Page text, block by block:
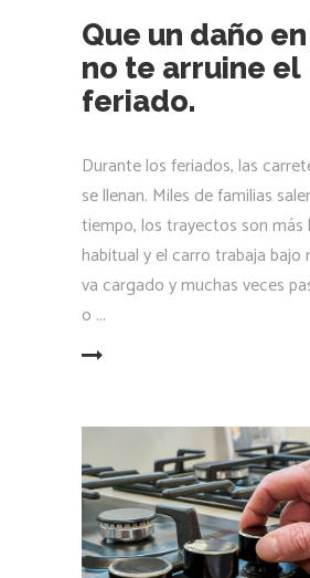
Que un daño
no te arruine el
feriado.
Durante los feriados, las
se llenan. Miles de familias
tiempo, los trayectos son más
habitual y el carro trabaja bajo
va cargado y muchas veces
o